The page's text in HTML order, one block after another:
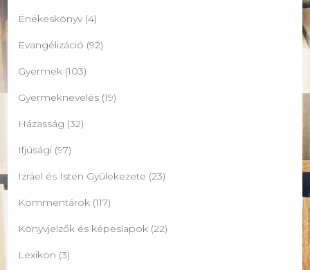
Énekeskönyv (4)
Evangélizáció (92)
Gyermek (103)
Gyermeknevelés (19)
Házasság (32)
Ifjúsági (97)
Izráel és Isten Gyülekezete (23)
Kommentárok (117)
Könyvjelzők és képeslapok (22)
Lexikon (3)